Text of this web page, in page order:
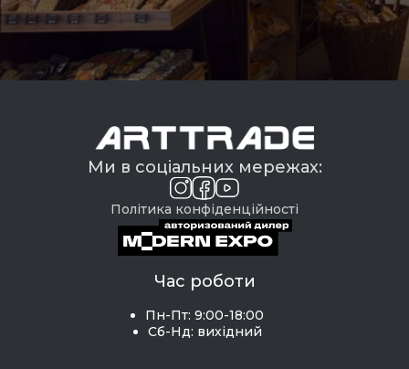
Ми в соціальних мережах:
Політика конфіденційності
Час роботи
Пн-Пт: 9:00-18:00
Сб-Нд: вихідний